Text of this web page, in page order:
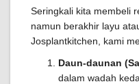
Seringkali kita membeli
namun berakhir layu
Josplantkitchen, kami
Daun-daunan
dalam wadah